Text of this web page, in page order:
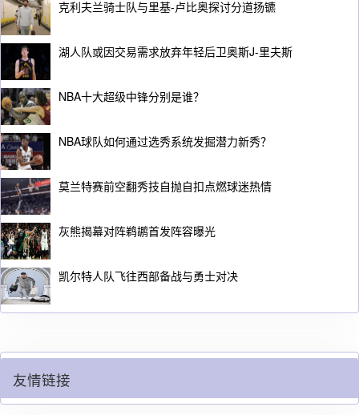
克利夫兰骑士队与里基-卢比奥探讨分道扬镳
湖人队或因交易需求放弃年轻后卫奥斯J-里夫斯
NBA十大超级中锋分别是谁？
NBA球队如何通过选秀系统发掘潜力新秀？
莫兰特赛前空翻秀技自抛自扣点燃球迷热情
灰熊揭幕对阵鹈鹕首发阵容曝光
凯尔特人队飞往西部备战与勇士对决
友情链接